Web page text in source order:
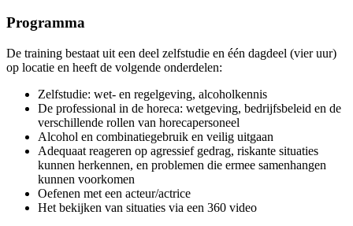
Programma
De training bestaat uit een deel zelfstudie en één dagdeel (vier uur)
op locatie en heeft de volgende onderdelen:
Zelfstudie: wet- en regelgeving, alcoholkennis
De professional in de horeca: wetgeving, bedrijfsbeleid en de
verschillende rollen van horecapersoneel
Alcohol en combinatiegebruik en veilig uitgaan
Adequaat reageren op agressief gedrag, riskante situaties
kunnen herkennen, en problemen die ermee samenhangen
kunnen voorkomen
Oefenen met een acteur/actrice
Het bekijken van situaties via een 360 video